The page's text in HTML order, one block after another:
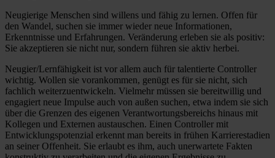
Neugierige Menschen sind willens und fähig zu lernen. Offen für
den Wandel, suchen sie immer wieder neue Informationen,
Erkenntnisse und Erfahrungen. Veränderung erleben sie als positiv:
Sie akzeptieren sie nicht nur, sondern führen sie aktiv herbei.
Neugier/Lernfähigkeit ist vor allem auch für talentierte Controller
wichtig. Wollen sie vorankommen, genügt es für sie nicht, sich
fachlich weiterzuentwickeln. Vielmehr müssen sie bereitwillig und
engagiert neue Impulse auch von außen suchen, etwa indem sie sich
über die Grenzen des eigenen Verantwortungsbereichs hinaus mit
Kollegen und Externen austauschen. Einen Controller mit
Entwicklungspotenzial erkennt man bereits in frühen Karrierestadien
an seiner Offenheit. Sie erlaubt es ihm, auch unerwartete Fakten